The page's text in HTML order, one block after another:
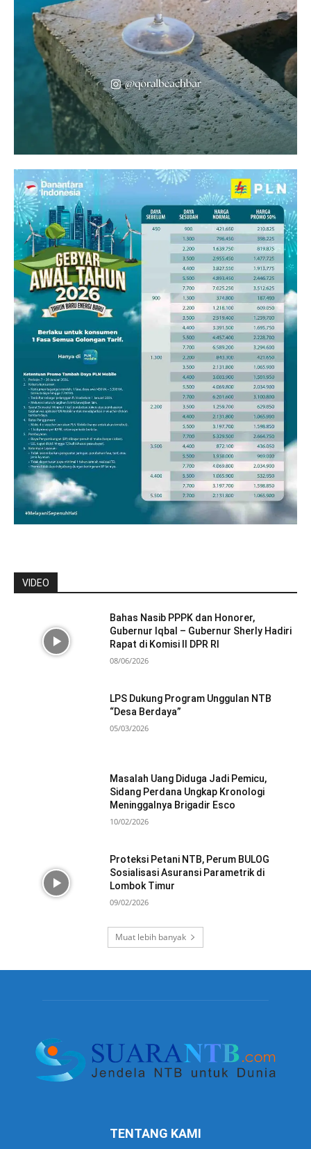
VIDEO
Bahas Nasib PPPK dan Honorer,
Gubernur Iqbal – Gubernur Sherly Hadiri
Rapat di Komisi II DPR RI
08/06/2026
LPS Dukung Program Unggulan NTB
“Desa Berdaya”
05/03/2026
Masalah Uang Diduga Jadi Pemicu,
Sidang Perdana Ungkap Kronologi
Meninggalnya Brigadir Esco
10/02/2026
Proteksi Petani NTB, Perum BULOG
Sosialisasi Asuransi Parametrik di
Lombok Timur
09/02/2026
Muat lebih banyak
TENTANG KAMI